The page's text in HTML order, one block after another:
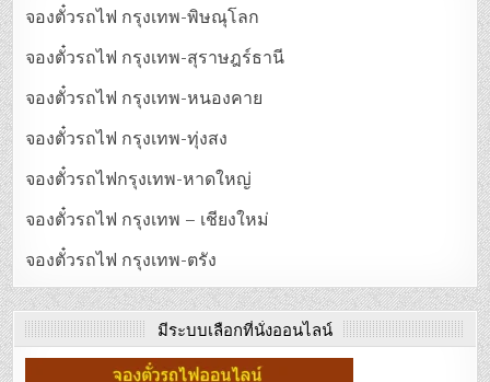
จองตั๋วรถไฟ กรุงเทพ-พิษณุโลก
จองตั๋วรถไฟ กรุงเทพ-สุราษฎร์ธานี
จองตั๋วรถไฟ กรุงเทพ-หนองคาย
จองตั๋วรถไฟ กรุงเทพ-ทุ่งสง
จองตั๋วรถไฟกรุงเทพ-หาดใหญ่
จองตั๋วรถไฟ กรุงเทพ – เชียงใหม่
จองตั๋วรถไฟ กรุงเทพ-ตรัง
มีระบบเลือกที่นั่งออนไลน์